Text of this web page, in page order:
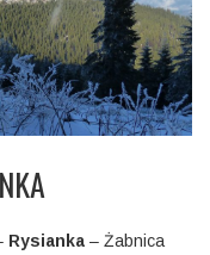
Rysianka – Żabnica